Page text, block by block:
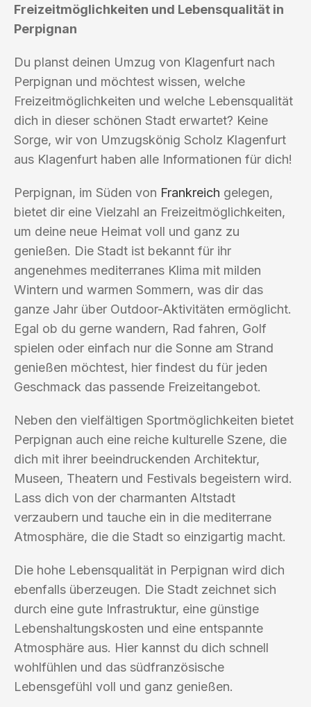
Freizeitmöglichkeiten und Lebensqualität in
Perpignan
Du planst deinen Umzug von Klagenfurt nach
Perpignan und möchtest wissen, welche
Freizeitmöglichkeiten und welche Lebensqualität
dich in dieser schönen Stadt erwartet? Keine
Sorge, wir von Umzugskönig Scholz Klagenfurt
aus Klagenfurt haben alle Informationen für dich!
Perpignan, im Süden von Frankreich gelegen,
bietet dir eine Vielzahl an Freizeitmöglichkeiten,
um deine neue Heimat voll und ganz zu
genießen. Die Stadt ist bekannt für ihr
angenehmes mediterranes Klima mit milden
Wintern und warmen Sommern, was dir das
ganze Jahr über Outdoor-Aktivitäten ermöglicht.
Egal ob du gerne wandern, Rad fahren, Golf
spielen oder einfach nur die Sonne am Strand
genießen möchtest, hier findest du für jeden
Geschmack das passende Freizeitangebot.
Neben den vielfältigen Sportmöglichkeiten bietet
Perpignan auch eine reiche kulturelle Szene, die
dich mit ihrer beeindruckenden Architektur,
Museen, Theatern und Festivals begeistern wird.
Lass dich von der charmanten Altstadt
verzaubern und tauche ein in die mediterrane
Atmosphäre, die die Stadt so einzigartig macht.
Die hohe Lebensqualität in Perpignan wird dich
ebenfalls überzeugen. Die Stadt zeichnet sich
durch eine gute Infrastruktur, eine günstige
Lebenshaltungskosten und eine entspannte
Atmosphäre aus. Hier kannst du dich schnell
wohlfühlen und das südfranzösische
Lebensgefühl voll und ganz genießen.